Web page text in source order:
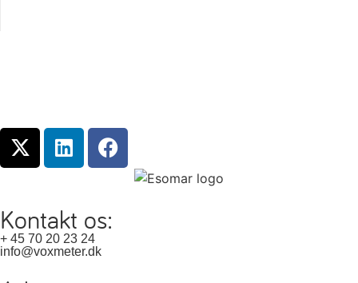
Kontakt os:
+ 45 70 20 23 24
info@voxmeter.dk